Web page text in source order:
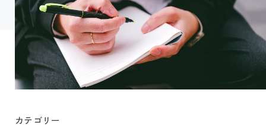
カテゴリー